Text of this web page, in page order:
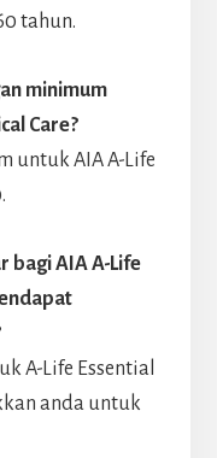
tahun.
minimum
Care?
untuk AIA A-Life
bagi AIA A-Life
A-Life Essential
anda untuk